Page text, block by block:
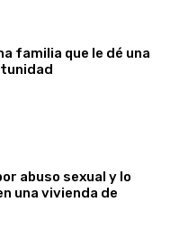
familia que le dé una
abuso sexual y lo
una vivienda de